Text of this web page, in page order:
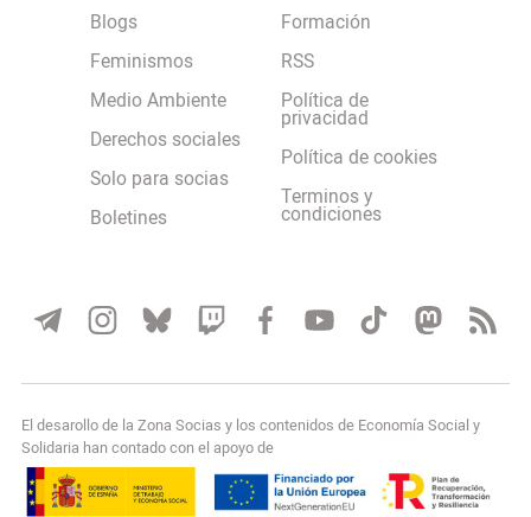
Blogs
Feminismos
Medio Ambiente
Derechos sociales
Solo para socias
Boletines
Formación
RSS
Política de
privacidad
Política de cookies
Terminos y
condiciones
El desarollo de la Zona Socias y los contenidos de Economía Social y
Solidaria han contado con el apoyo de